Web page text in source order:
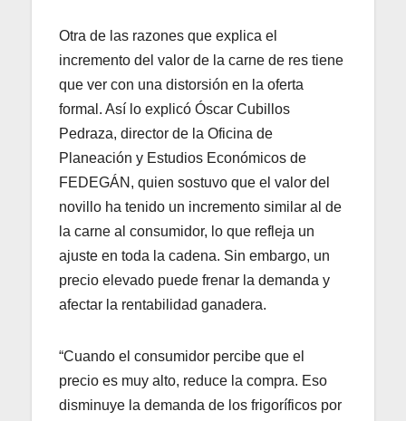
Otra de las razones que explica el
incremento del valor de la carne de res tiene
que ver con una distorsión en la oferta
formal. Así lo explicó Óscar Cubillos
Pedraza, director de la Oficina de
Planeación y Estudios Económicos de
FEDEGÁN, quien sostuvo que el valor del
novillo ha tenido un incremento similar al de
la carne al consumidor, lo que refleja un
ajuste en toda la cadena. Sin embargo, un
precio elevado puede frenar la demanda y
afectar la rentabilidad ganadera.
“Cuando el consumidor percibe que el
precio es muy alto, reduce la compra. Eso
disminuye la demanda de los frigoríficos por